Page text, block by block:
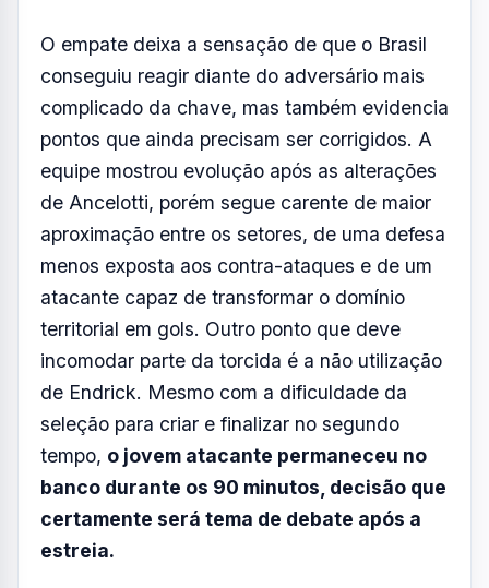
O empate deixa a sensação de que o Brasil
conseguiu reagir diante do adversário mais
complicado da chave, mas também evidencia
pontos que ainda precisam ser corrigidos. A
equipe mostrou evolução após as alterações
de Ancelotti, porém segue carente de maior
aproximação entre os setores, de uma defesa
menos exposta aos contra-ataques e de um
atacante capaz de transformar o domínio
territorial em gols. Outro ponto que deve
incomodar parte da torcida é a não utilização
de Endrick. Mesmo com a dificuldade da
seleção para criar e finalizar no segundo
tempo, o jovem atacante permaneceu no
banco durante os 90 minutos, decisão que
certamente será tema de debate após a
estreia.